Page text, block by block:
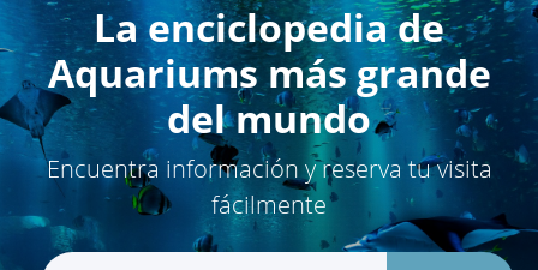
La enciclopedia de
Aquariums más grande
del mundo
Encuentra información y reserva tu visita
fácilmente